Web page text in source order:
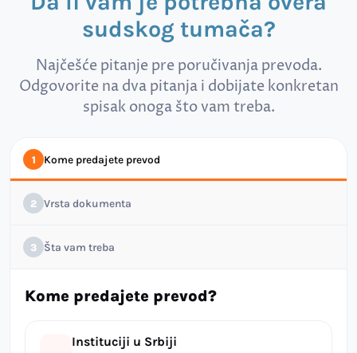
sudskog tumača?
Najčešće pitanje pre poručivanja prevoda.
Odgovorite na dva pitanja i dobijate konkretan
spisak onoga što vam treba.
1 Kome predajete prevod
2 Vrsta dokumenta
3 Šta vam treba
Kome predajete prevod?
Instituciji u Srbiji